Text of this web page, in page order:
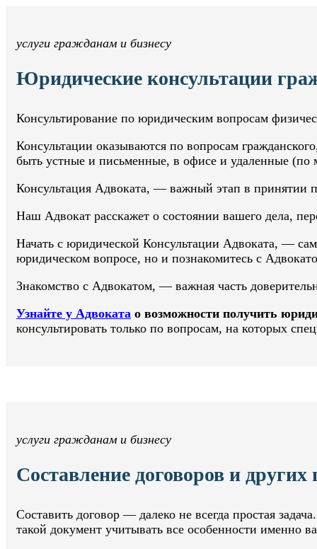
услуги гражданам и бизнесу
Юридические консультации
Консультирование по юридическим вопросам
Консультации оказываются по вопросам
быть устные и письменные, в офисе и удаленные (по
Консультация Адвоката, — важный этап в принятии
Наш Адвокат расскажет о состоянии вашего дела,
Начать с юридической Консультации Адвоката, —
юридическом вопросе, но и познакомитесь с
Знакомство с Адвокатом, — важная часть
Узнайте у Адвоката о возможности получить
консультировать только по вопросам, на которых
услуги гражданам и бизнесу
Составление договоров и
Составить договор — далеко не всегда простая
такой документ учитывать все особенности